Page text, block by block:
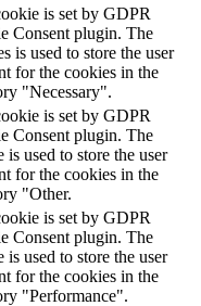
is set by GDPR
Consent plugin. The
is used to store the user
for the cookies in the
"Necessary".
is set by GDPR
Consent plugin. The
is used to store the user
for the cookies in the
"Other.
is set by GDPR
Consent plugin. The
is used to store the user
for the cookies in the
"Performance".